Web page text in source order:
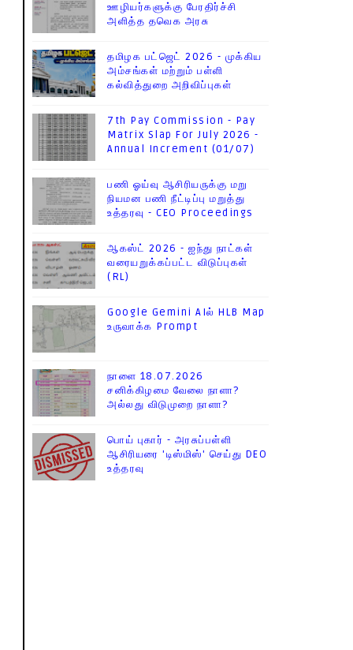
ஊழியர்களுக்கு பேரதிர்ச்சி
அளித்த தவெக அரசு
தமிழக பட்ஜெட் 2026 - முக்கிய
அம்சங்கள் மற்றும் பள்ளி
கல்வித்துறை அறிவிப்புகள்
7th Pay Commission - Pay
Matrix Slap For July 2026 -
Annual Increment (01/07)
பணி ஓய்வு ஆசிரியருக்கு மறு
நியமன பணி நீட்டிப்பு மறுத்து
உத்தரவு - CEO Proceedings
ஆகஸ்ட் 2026 - ஐந்து நாட்கள்
வரையறுக்கப்பட்ட விடுப்புகள்
(RL)
Google Gemini AIல் HLB Map
உருவாக்க Prompt
நாளை 18.07.2026
சனிக்கிழமை வேலை நாளா?
அல்லது விடுமுறை நாளா?
பொய் புகார் - அரசுப்பள்ளி
ஆசிரியரை 'டிஸ்மிஸ்' செய்து DEO
உத்தரவு